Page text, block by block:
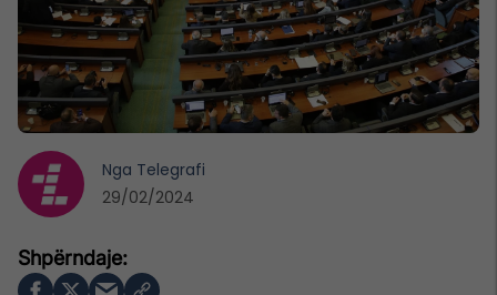
Nga Telegrafi
29/02/2024